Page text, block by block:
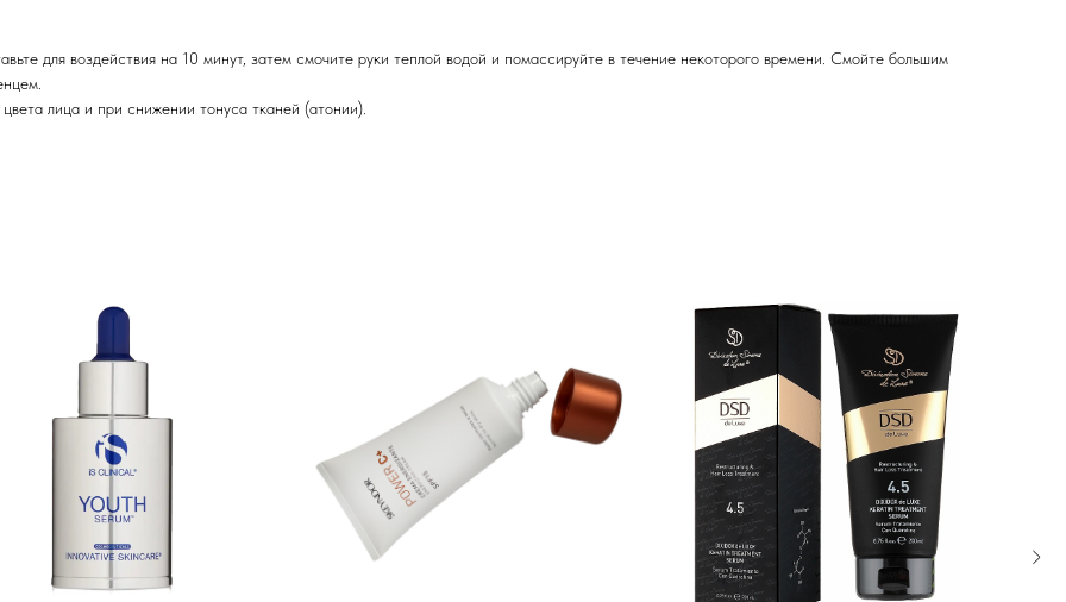
для воздействия на 10 минут, затем смочите руки теплой водой и помассируйте в течение некоторого времени. Смойте большим
лица и при снижении тонуса тканей (атонии).